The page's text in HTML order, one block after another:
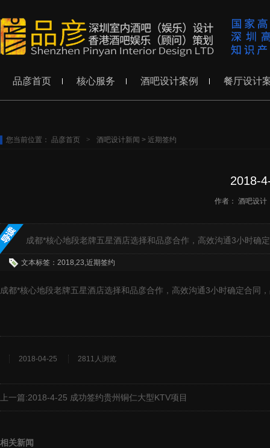
品彦首页 核心服务 酒吧设计案例 餐厅设计
您当前位置： 品彦首页 > 酒吧设计新闻 > 近期签约
2018-
作者： 酒吧设计
成都*核心地段老牌五星酒店选择和品彦合作，高效沟通3小时确
文本标签：2018,23,近期签约
成都*核心地段老牌五星酒店选择和品彦合作，高效沟通3小时确定合同
2018-04-25 2811人浏览
上一篇:2018-4-25 成功签约贵州铜仁大型KTV项目
相关新闻